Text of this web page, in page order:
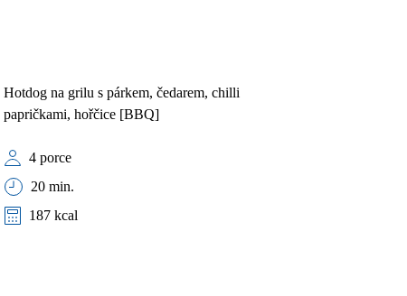
Hotdog na grilu s párkem, čedarem, chilli
papričkami, hořčice [BBQ]
4 porce
20 min.
187 kcal